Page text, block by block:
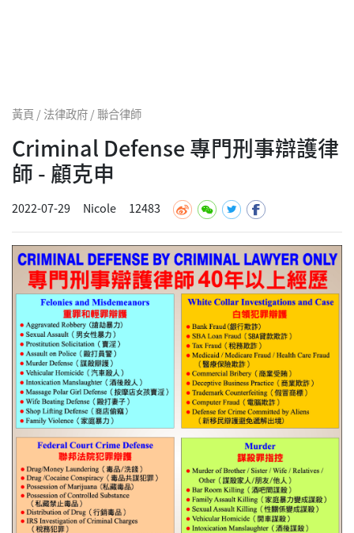
黃頁 / 法律政府 / 聯合律師
Criminal Defense 專門刑事辯護律
師 - 顧克申
2022-07-29 Nicole 12483